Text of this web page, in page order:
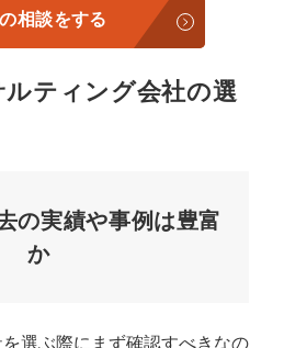
相談をする
ティング会社の選
の実績や事例は豊富
か
選ぶ際にまず確認すべきなの